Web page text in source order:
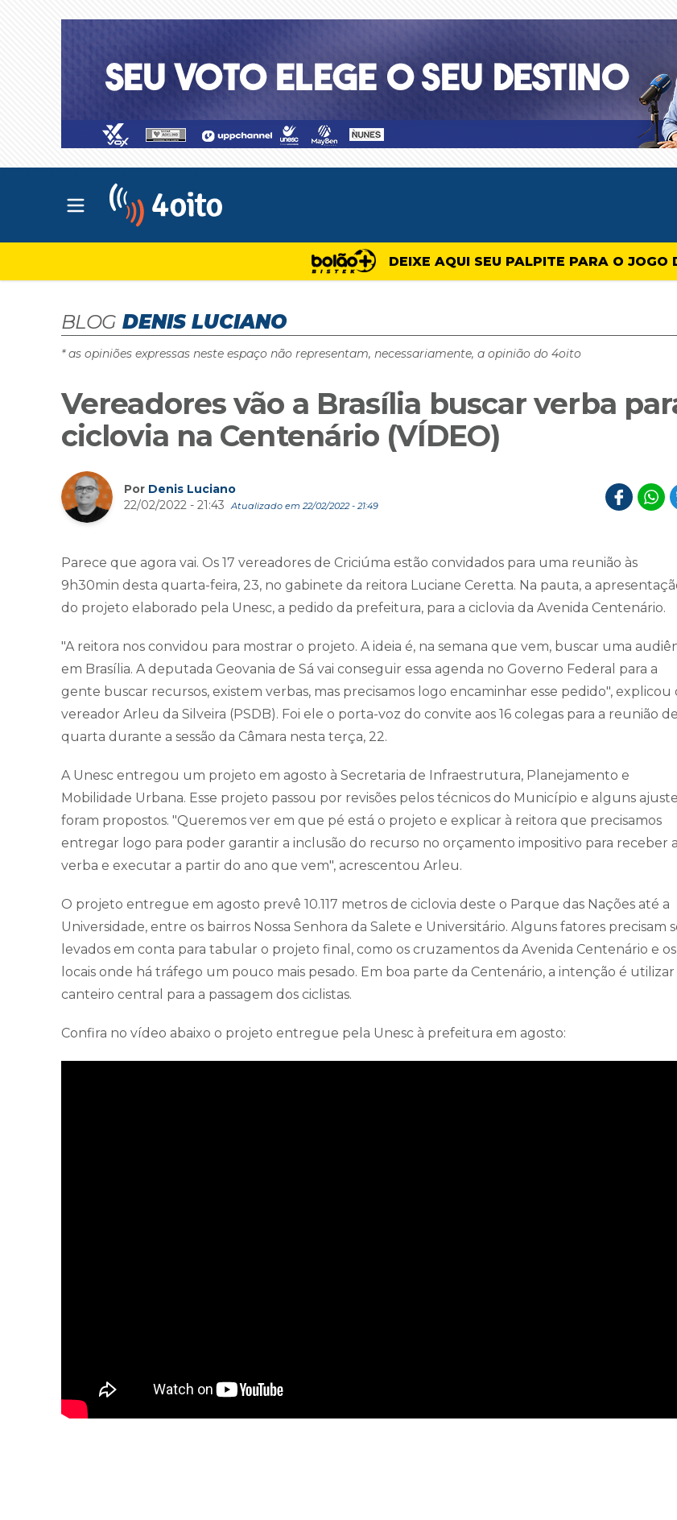
Abrir menu principal
DEIXE AQUI SEU PALPITE PARA O JOGO
BLOG DENIS LUCIANO
* as opiniões expressas neste espaço não representam, necessariamente, a opinião do 4oito
Vereadores vão a Brasília buscar verba
ciclovia na Centenário (VÍDEO)
Por Denis Luciano
22/02/2022 - 21:43
Atualizado em 22/02/2022 - 21:49
Parece que agora vai. Os 17 vereadores de Criciúma estão convidados para uma reunião às
9h30min desta quarta-feira, 23, no gabinete da reitora Luciane Ceretta. Na pauta, a
do projeto elaborado pela Unesc, a pedido da prefeitura, para a ciclovia da Avenida Centenário.
"A reitora nos convidou para mostrar o projeto. A ideia é, na semana que vem, buscar uma
em Brasília. A deputada Geovania de Sá vai conseguir essa agenda no Governo Federal para a
gente buscar recursos, existem verbas, mas precisamos logo encaminhar esse pedido", explicou
vereador Arleu da Silveira (PSDB). Foi ele o porta-voz do convite aos 16 colegas para a reunião
quarta durante a sessão da Câmara nesta terça, 22.
A Unesc entregou um projeto em agosto à Secretaria de Infraestrutura, Planejamento e
Mobilidade Urbana. Esse projeto passou por revisões pelos técnicos do Município e alguns
foram propostos. "Queremos ver em que pé está o projeto e explicar à reitora que precisamos
entregar logo para poder garantir a inclusão do recurso no orçamento impositivo para receber a
verba e executar a partir do ano que vem", acrescentou Arleu.
O projeto entregue em agosto prevê 10.117 metros de ciclovia deste o Parque das Nações até a
Universidade, entre os bairros Nossa Senhora da Salete e Universitário. Alguns fatores precisam
levados em conta para tabular o projeto final, como os cruzamentos da Avenida Centenário e os
locais onde há tráfego um pouco mais pesado. Em boa parte da Centenário, a intenção é utilizar
canteiro central para a passagem dos ciclistas.
Confira no vídeo abaixo o projeto entregue pela Unesc à prefeitura em agosto: